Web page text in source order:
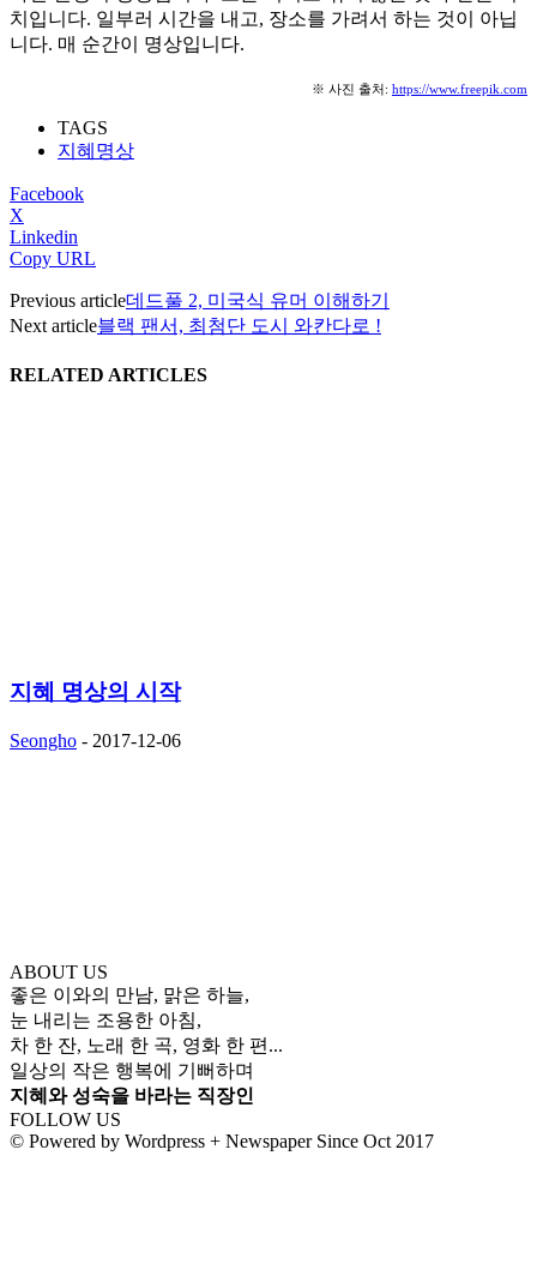
치입니다. 일부러 시간을 내고, 장소를 가려서 하는 것이 아닙
니다. 매 순간이 명상입니다.
※ 사진 출처: https://www.freepik.com
TAGS
지혜명상
Facebook
X
Linkedin
Copy URL
Previous article데드풀 2, 미국식 유머 이해하기
Next article블랙 팬서, 최첨단 도시 와칸다로 !
RELATED ARTICLES
지혜 명상의 시작
Seongho - 2017-12-06
ABOUT US
좋은 이와의 만남, 맑은 하늘,
눈 내리는 조용한 아침,
차 한 잔, 노래 한 곡, 영화 한 편...
일상의 작은 행복에 기뻐하며
지혜와 성숙을 바라는 직장인
FOLLOW US
© Powered by Wordpress + Newspaper Since Oct 2017